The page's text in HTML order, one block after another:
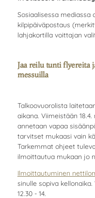
Sosiaalisessa mediassa
kilpipäiväpostaus
lahjakortilla voittajan
Jaa reilu tunti flyereita
messuilla
Talkoovuorolista
aikana. Viimeistään
annetaan vapaa
tarvitset mukaasi vain
Tarkemmat ohjeet
ilmoittautua mukaan jo
Ilmoittautuminen
sinulle sopiva kellonaika.
12.30 - 14.